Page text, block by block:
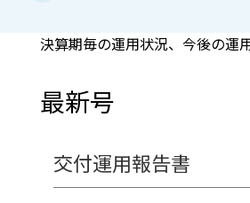
決算期毎の運用状況、今後の運
最新号
交付運用報告書